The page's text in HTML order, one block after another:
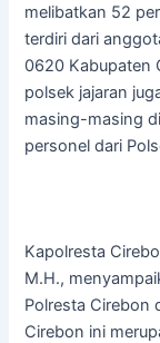
melibatkan 52
terdiri dari
0620 Kabupaten
polsek jajaran
masing-masing
personel dari
Kapolresta
M.H.,
Polresta Cirebon
Cirebon ini